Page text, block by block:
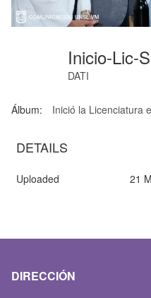
Inicio-Lic-
DATI
Álbum: Inició la Licenciatura
DETAILS
Uploaded 21
DIRECCIÓN